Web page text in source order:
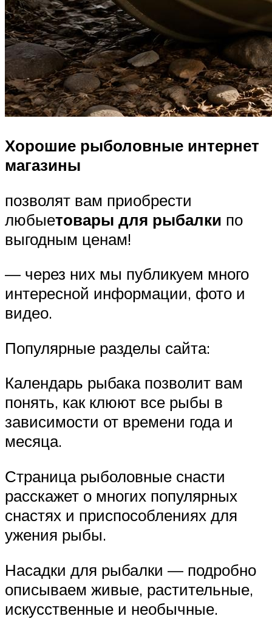
Хорошие рыболовные интернет
магазины
позволят вам приобрести
любыетовары для рыбалки по
выгодным ценам!
— через них мы публикуем много
интересной информации, фото и
видео.
Популярные разделы сайта:
Календарь рыбака позволит вам
понять, как клюют все рыбы в
зависимости от времени года и
месяца.
Страница рыболовные снасти
расскажет о многих популярных
снастях и приспособлениях для
ужения рыбы.
Насадки для рыбалки — подробно
описываем живые, растительные,
искусственные и необычные.